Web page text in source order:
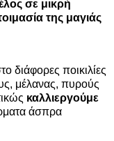
σε μικρή
της μαγιάς
διάφορες ποικιλίες
μέλανας, πυρούς
καλλιεργούμε
άσπρα